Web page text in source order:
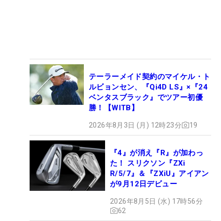
テーラーメイド契約のマイケル・ト
ルビョンセン、『Qi4D LS』×『24
ベンタスブラック』でツアー初優
勝！【WITB】
2026年8月3日 (月) 12時23分 19
『4』が消え『R』が加わっ
た！ スリクソン『ZXi
R/5/7』＆『ZXiU』アイアン
が9月12日デビュー
2026年8月5日 (水) 17時56分
62